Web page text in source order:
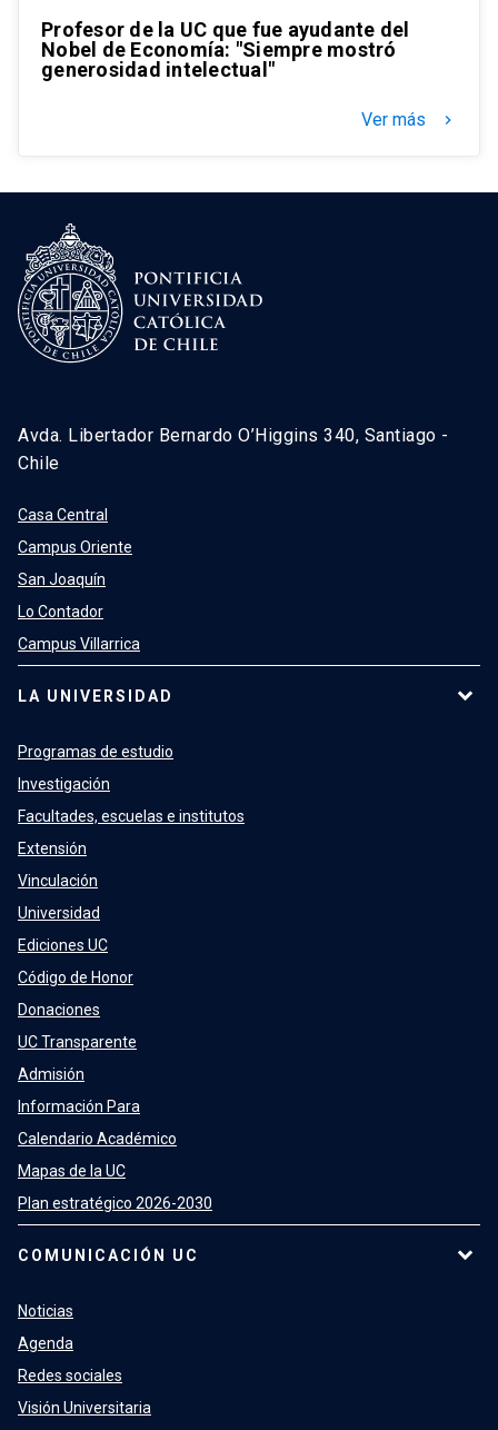
Profesor de la UC que fue ayudante del
Nobel de Economía: "Siempre mostró
generosidad intelectual"
Ver más keyboard_arrow_right
Avda. Libertador Bernardo O’Higgins 340, Santiago -
Chile
Casa Central
Campus Oriente
San Joaquín
Lo Contador
Campus Villarrica
LA UNIVERSIDAD
Programas de estudio
Investigación
Facultades, escuelas e institutos
Extensión
Vinculación
Universidad
Ediciones UC
Código de Honor
Donaciones
UC Transparente
Admisión
Información Para
Calendario Académico
Mapas de la UC
Plan estratégico 2026-2030
COMUNICACIÓN UC
Noticias
Agenda
Redes sociales
Visión Universitaria